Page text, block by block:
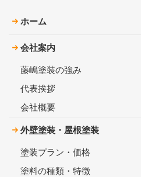
ホーム
会社案内
藤嶋塗装の強み
代表挨拶
会社概要
外壁塗装・屋根塗装
塗装プラン・価格
塗料の種類・特徴